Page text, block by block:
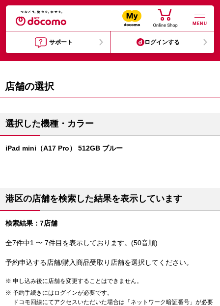
MENU
サポート ログインする
店舗の選択
選択した機種・カラー
iPad mini（A17 Pro） 512GB ブルー
港区の店舗を検索した結果を表示しています
検索結果：7店舗
全7件中1 〜 7件目を表示しております。(50音順)
予約申込する店舗/購入商品受取り店舗を選択してください。
申し込み後に店舗を変更することはできません。
予約手続きにはログインが必要です。
ドコモ回線にてアクセスいただいた場合は「ネットワーク暗証番号」が必要